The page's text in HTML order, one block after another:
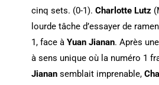
cinq sets. (0-1). Charlotte Lutz
lourde tâche d’essayer de
1, face à Yuan Jianan. Après
à sens unique où la numéro 1
Jianansemblait imprenable,